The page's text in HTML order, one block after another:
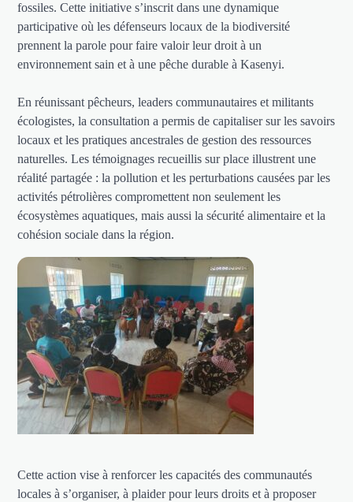
fossiles. Cette initiative s’inscrit dans une dynamique
participative où les défenseurs locaux de la biodiversité
prennent la parole pour faire valoir leur droit à un
environnement sain et à une pêche durable à Kasenyi.
En réunissant pêcheurs, leaders communautaires et militants
écologistes, la consultation a permis de capitaliser sur les savoirs
locaux et les pratiques ancestrales de gestion des ressources
naturelles. Les témoignages recueillis sur place illustrent une
réalité partagée : la pollution et les perturbations causées par les
activités pétrolières compromettent non seulement les
écosystèmes aquatiques, mais aussi la sécurité alimentaire et la
cohésion sociale dans la région.
Cette action vise à renforcer les capacités des communautés
locales à s’organiser, à plaider pour leurs droits et à proposer